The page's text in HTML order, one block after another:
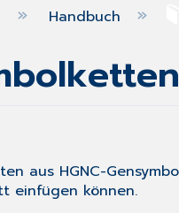
hierarchy
Handbuch
aus HGNC-
einfügen können.